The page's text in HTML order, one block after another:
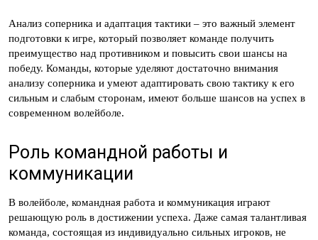
Анализ соперника и адаптация тактики – это важный элемент
подготовки к игре, который позволяет команде получить
преимущество над противником и повысить свои шансы на
победу. Команды, которые уделяют достаточно внимания
анализу соперника и умеют адаптировать свою тактику к его
сильным и слабым сторонам, имеют больше шансов на успех в
современном волейболе.
Роль командной работы и
коммуникации
В волейболе, командная работа и коммуникация играют
решающую роль в достижении успеха. Даже самая талантливая
команда, состоящая из индивидуально сильных игроков, не